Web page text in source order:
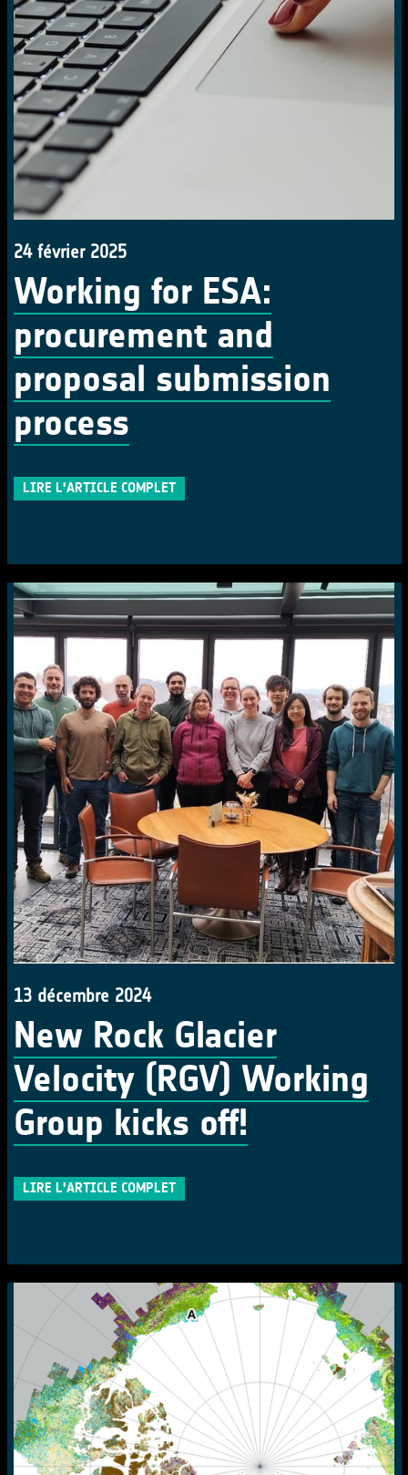
24 février 2025
Working for ESA:
procurement and
proposal submission
process
LIRE L'ARTICLE COMPLET
13 décembre 2024
New Rock Glacier
Velocity (RGV) Working
Group kicks off!
LIRE L'ARTICLE COMPLET